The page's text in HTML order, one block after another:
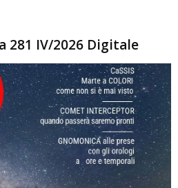
281 IV/2026 Digitale